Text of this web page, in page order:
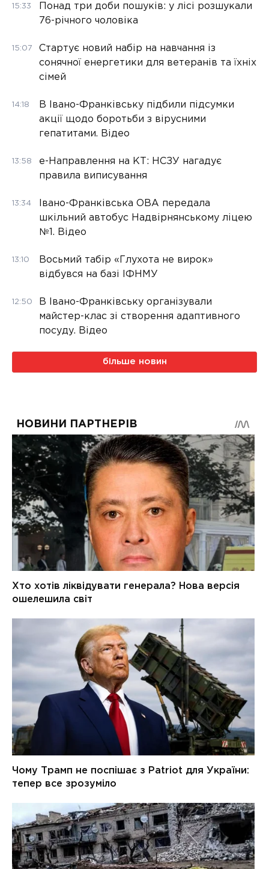
15:33
Понад три доби пошуків: у лісі розшукали
76-річного чоловіка
15:07
Стартує новий набір на навчання із
сонячної енергетики для ветеранів та їхніх
сімей
14:18
В Івано-Франківську підбили підсумки
акції щодо боротьби з вірусними
гепатитами. Відео
13:58
е-Направлення на КТ: НСЗУ нагадує
правила виписування
13:34
Івано-Франківська ОВА передала
шкільний автобус Надвірнянському ліцею
№1. Відео
13:10
Восьмий табір «Глухота не вирок»
відбувся на базі ІФНМУ
12:50
В Івано-Франківську організували
майстер-клас зі створення адаптивного
посуду. Відео
більше новин